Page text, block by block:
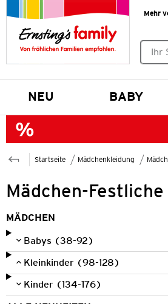
Mehr
NEU BABY
Startseite Mädchenkleidung
Mädchen-
MÄDCHEN
Babys (38-92)
Kleinkinder (98-128)
Kinder (134-176)